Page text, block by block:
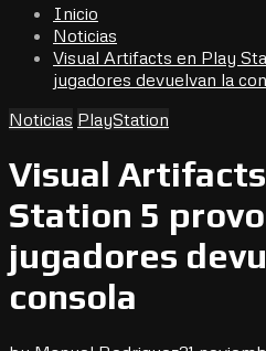
Inicio
Noticias
Visual Artifacts en Play
jugadores devuelvan la
Noticias PlayStation
Visual
Station 5
jugadores
consola